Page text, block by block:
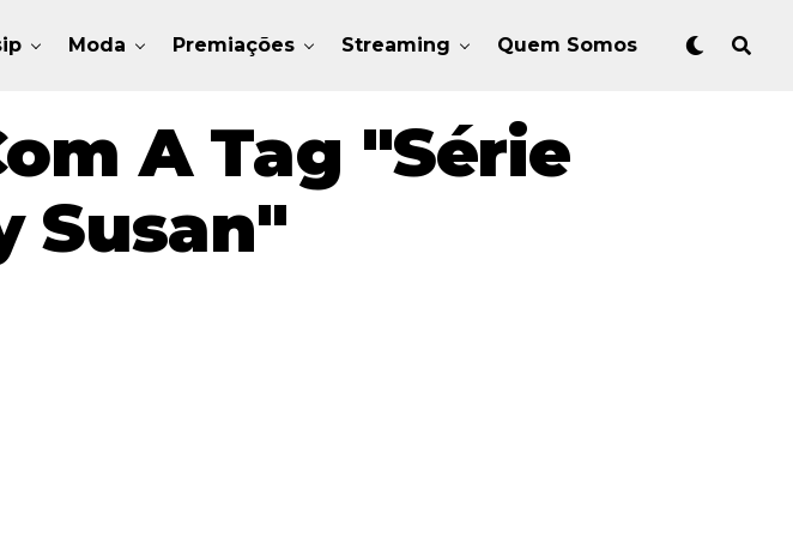
Moda Premiações Streaming Quem Somos
A Tag "Série
Susan"